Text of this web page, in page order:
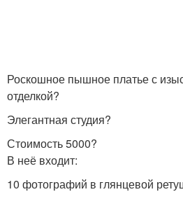
Роскошное пышное платье с
отделкой?
Элегантная студия?
Стоимость 5000?
В неё входит:
10 фотографий в глянцевой